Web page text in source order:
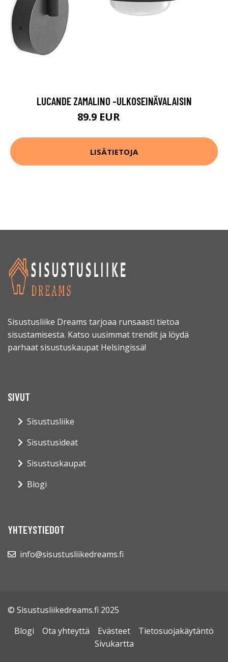
LUCANDE ZAMALINO -ULKOSEINÄVALAISIN
89.9 EUR
LISÄTIETOJA
Sisustusliike Dreams tarjoaa runsaasti tietoa
sisustamisesta. Katso uusimmat trendit ja löydä
parhaat sisustuskaupat Helsingissä!
SIVUT
Sisustusliike
Sisustusideat
Sisustuskaupat
Blogi
YHTEYSTIEDOT
info@sisustusliikedreams.fi
© Sisustusliikedreams.fi 2025
Blogi
Ota yhteyttä Evästeet
Tietosuojakäytäntö
Sivukartta